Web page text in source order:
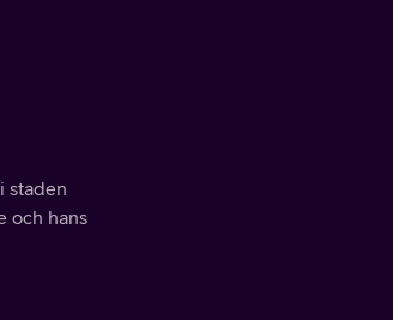
staden
och hans